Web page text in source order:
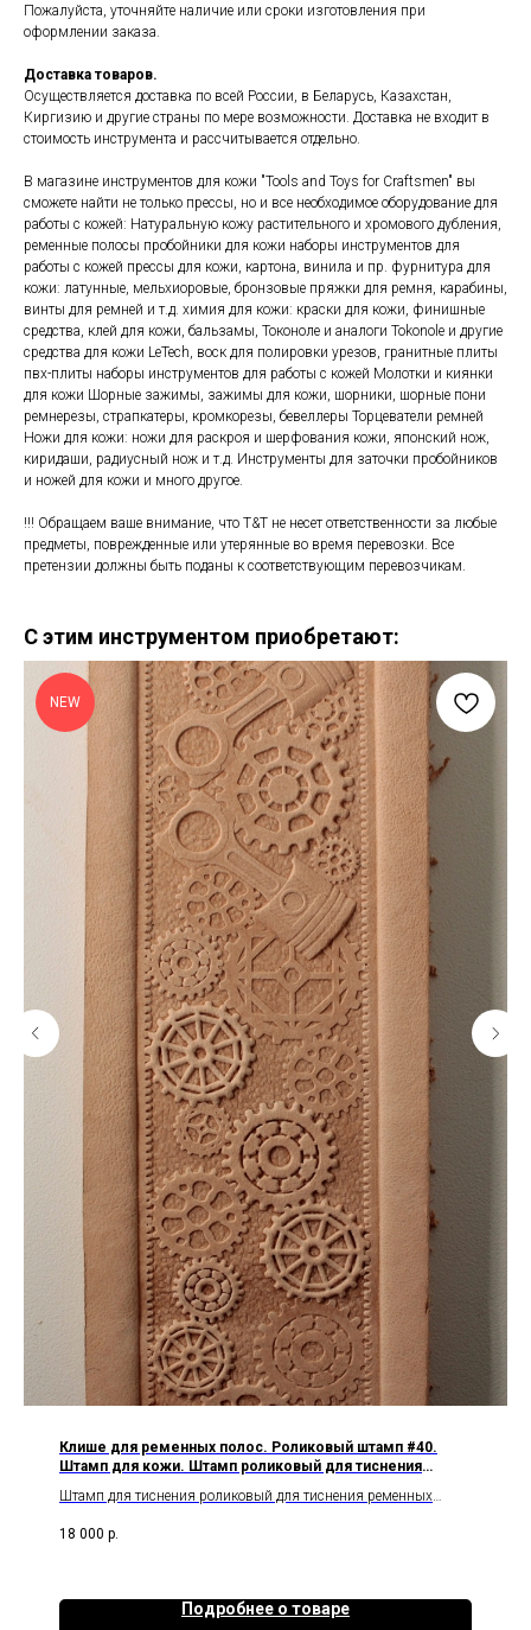
Пожалуйста, уточняйте наличие или сроки изготовления при
оформлении заказа.
Доставка товаров.
Осуществляется доставка по всей России, в Беларусь, Казахстан,
Киргизию и другие страны по мере возможности. Доставка не входит в
стоимость инструмента и рассчитывается отдельно.
В магазине инструментов для кожи "Tools and Toys for Craftsmen" вы
сможете найти не только прессы, но и все необходимое оборудование для
работы с кожей: Натуральную кожу растительного и хромового дубления,
ременные полосы пробойники для кожи наборы инструментов для
работы с кожей прессы для кожи, картона, винила и пр. фурнитура для
кожи: латунные, мельхиоровые, бронзовые пряжки для ремня, карабины,
винты для ремней и т.д. химия для кожи: краски для кожи, финишные
средства, клей для кожи, бальзамы, Токоноле и аналоги Tokonole и другие
средства для кожи LeTech, воск для полировки урезов, гранитные плиты
пвх-плиты наборы инструментов для работы с кожей Молотки и киянки
для кожи Шорные зажимы, зажимы для кожи, шорники, шорные пони
ремнерезы, страпкатеры, кромкорезы, бевеллеры Торцеватели ремней
Ножи для кожи: ножи для раскроя и шерфования кожи, японский нож,
киридаши, радиусный нож и т.д. Инструменты для заточки пробойников
и ножей для кожи и много другое.
!!! Обращаем ваше внимание, что T&T не несет ответственности за любые
предметы, поврежденные или утерянные во время перевозки. Все
претензии должны быть поданы к соответствующим перевозчикам.
С этим инструментом приобретают:
NEW
Клише для ременных полос. Роликовый штамп #40.
Штамп для кожи. Штамп роликовый для тиснения
Штамп для тиснения роликовый для тиснения ременных
Латунь.
всеми размерами ролика.
18 000 р.
Подробнее о товаре